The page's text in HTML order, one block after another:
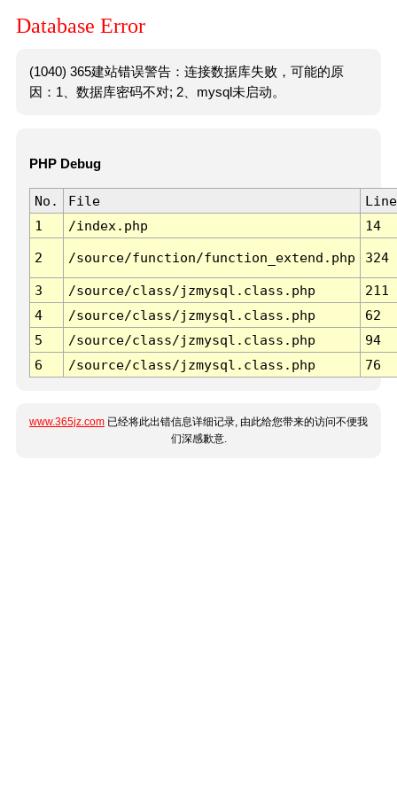
Database Error
(1040) 365建站错误警告：连接数据库失败，可能的原
因：1、数据库密码不对; 2、mysql未启动。
PHP Debug
No. File
Line
1
/index.php 14
2 /source/function/function_extend.php 324
3 /source/class/jzmysql.class.php
211
4
/source/class/jzmysql.class.php
62
5
/source/class/jzmysql.class.php
94
6
/source/class/jzmysql.class.php 76
www.365jz.com 已经将此出错信息详细记录, 由此给您带来的访问不便我
们深感歉意.